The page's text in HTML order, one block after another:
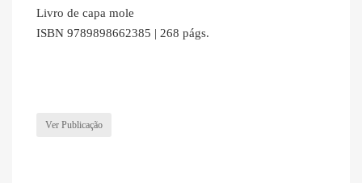
Livro de capa mole
ISBN 9789898662385 | 268 págs.
Ver Publicação